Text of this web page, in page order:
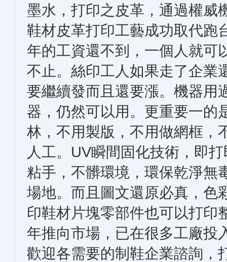
墨水，打印之皮革，通過權威
鞋材皮革打印工藝成功取代跑
年的工資還不到，一個人就可
不止。絲印工人如果走了企業
要繼續發而且還要漲。機器用
器，仍然可以用。更重要一的
林，不用製版，不用做網框，
人工。UV瞬間固化技術，即
粘手，不髒環境，環保乾淨無
場地。而且圖文還原必真，色
印鞋材片塊零部件也可以打印
年推向市場，已在很多工廠投
歡迎各需要的制鞋企業諮詢，